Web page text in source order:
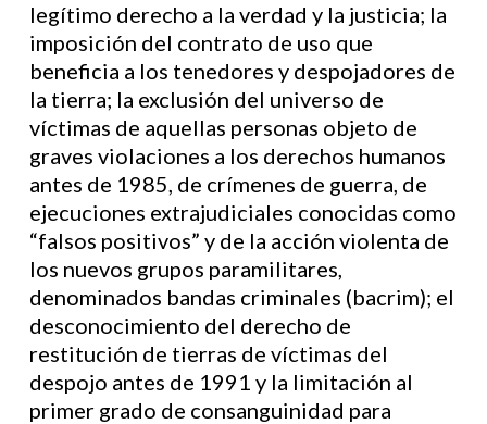
legítimo derecho a la verdad y la justicia; la
imposición del contrato de uso que
beneficia a los tenedores y despojadores de
la tierra; la exclusión del universo de
víctimas de aquellas personas objeto de
graves violaciones a los derechos humanos
antes de 1985, de crímenes de guerra, de
ejecuciones extrajudiciales conocidas como
“falsos positivos” y de la acción violenta de
los nuevos grupos paramilitares,
denominados bandas criminales (bacrim); el
desconocimiento del derecho de
restitución de tierras de víctimas del
despojo antes de 1991 y la limitación al
primer grado de consanguinidad para